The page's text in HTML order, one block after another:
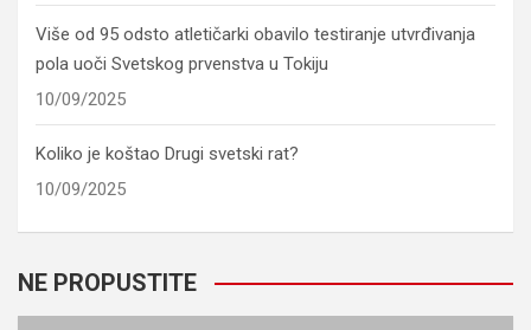
Više od 95 odsto atletičarki obavilo testiranje utvrđivanja
pola uoči Svetskog prvenstva u Tokiju
10/09/2025
Koliko je koštao Drugi svetski rat?
10/09/2025
NE PROPUSTITE